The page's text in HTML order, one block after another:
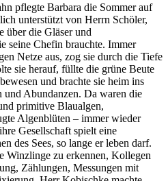
pflegte Barbara die Sommer auf
unterstützt von Herrn Schöler,
über die Gläser und
seine Chefin brauchte. Immer
Netze aus, zog sie durch die Tiefe
sie herauf, füllte die grüne Beute
und brachte sie heim ins
und Abundanzen. Da waren die
primitive Blaualgen,
Algenblüten – immer wieder
Gesellschaft spielt eine
des Sees, so lange er leben darf.
Winzlinge zu erkennen, Kollegen
Zählungen, Messungen mit